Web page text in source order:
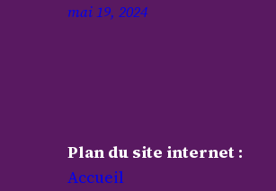
mai 19, 2024
Plan du site internet :
Accueil